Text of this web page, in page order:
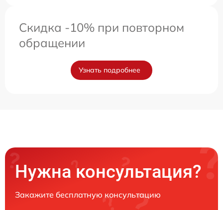
Скидка -10% при повторном
обращении
Узнать подробнее
Нужна консультация?
Закажите бесплатную консультацию